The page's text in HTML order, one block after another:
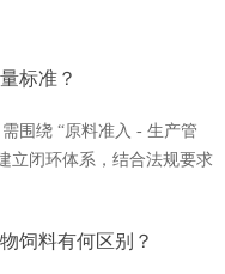
标准？
围绕 “原料准入 - 生产管
立闭环体系，结合法规要求
饲料有何区别？